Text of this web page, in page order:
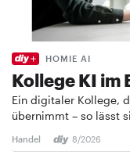
HOMIE AI
Kollege KI im
Ein digitaler Kollege,
übernimmt – so lässt
Handel 8/2026